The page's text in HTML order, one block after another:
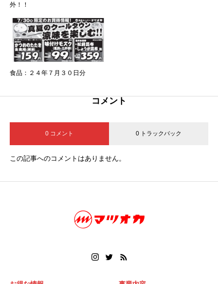
外！！
食品：２４年７月３０日分
コメント
0 コメント 0 トラックバック
この記事へのコメントはありません。